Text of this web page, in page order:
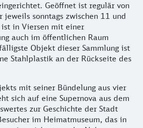
Geöffnet ist regulär von
jeweils sonntags zwischen 11 und
in Viersen mit einer
auch im öffentlichen Raum
Objekt dieser Sammlung ist
Stahlplastik an der Rückseite des
mit seiner Bündelung aus vier
sich auf eine Supernova aus dem
zur Geschichte der Stadt
im Heimatmuseum, das in